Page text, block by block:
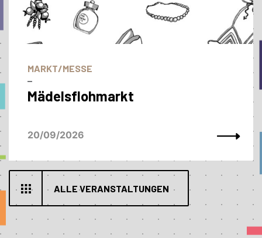
MARKT/MESSE
–
Mädelsflohmarkt
20/09/2026
ALLE VERANSTALTUNGEN